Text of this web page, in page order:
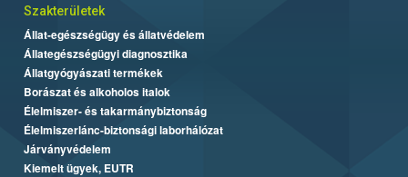
Szakterületek
Állat-egészségügy és állatvédelem
Állategészségügyi diagnosztika
Állatgyógyászati termékek
Borászat és alkoholos italok
Élelmiszer- és takarmánybiztonság
Élelmiszerlánc-biztonsági laborhálózat
Járványvédelem
Kiemelt ügyek, EUTR